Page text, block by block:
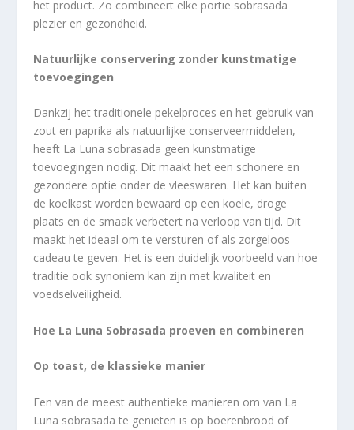
het product. Zo combineert elke portie sobrasada
plezier en gezondheid.
Natuurlijke conservering zonder kunstmatige
toevoegingen
Dankzij het traditionele pekelproces en het gebruik van
zout en paprika als natuurlijke conserveermiddelen,
heeft La Luna sobrasada geen kunstmatige
toevoegingen nodig. Dit maakt het een schonere en
gezondere optie onder de vleeswaren. Het kan buiten
de koelkast worden bewaard op een koele, droge
plaats en de smaak verbetert na verloop van tijd. Dit
maakt het ideaal om te versturen of als zorgeloos
cadeau te geven. Het is een duidelijk voorbeeld van hoe
traditie ook synoniem kan zijn met kwaliteit en
voedselveiligheid.
Hoe La Luna Sobrasada proeven en combineren
Op toast, de klassieke manier
Een van de meest authentieke manieren om van La
Luna sobrasada te genieten is op boerenbrood of